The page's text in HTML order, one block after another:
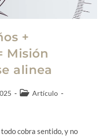
+
Misión
alinea
Artículo
cobra sentido, y no